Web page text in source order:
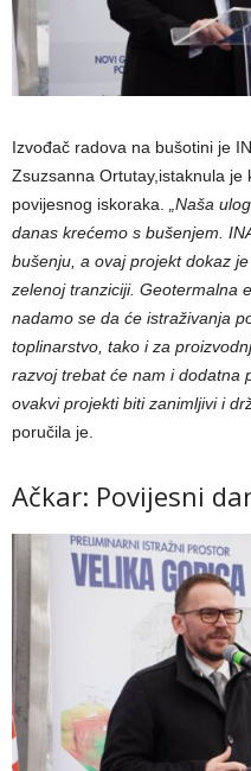
Izvođač radova na bušotini je
Zsuzsanna Ortutay,istaknula je
povijesnog iskoraka.
„Naša
danas krećemo s bušenjem.
bušenju, a ovaj projekt dokaz
zelenoj tranziciji. Geotermalna
nadamo se da će istraživanja
toplinarstvo, tako i za
razvoj trebat će nam i dodatna
ovakvi projekti biti zanimljivi i
poručila je.
Ačkar: Povijesni